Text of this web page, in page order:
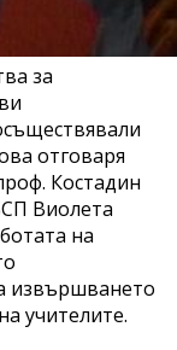
за
отговаря
Костадин
Виолета
на
извършването
учителите.